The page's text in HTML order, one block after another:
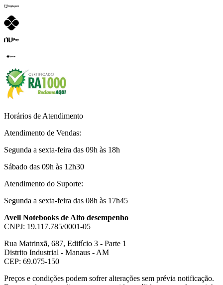
Horários de Atendimento
Atendimento de Vendas:
Segunda a sexta-feira das 09h às 18h
Sábado das 09h às 12h30
Atendimento do Suporte:
Segunda a sexta-feira das 08h às 17h45
Avell Notebooks de Alto desempenho
CNPJ: 19.117.785/0001-05
Rua Matrinxã, 687, Edifício 3 - Parte 1
Distrito Industrial - Manaus - AM
CEP: 69.075-150
Preços e condições podem sofrer alterações sem prévia notificação.